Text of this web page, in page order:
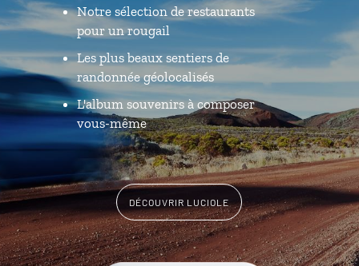
Notre sélection de restaurants
pour un rougail
Les plus beaux sentiers de
randonnée géolocalisés
L'album souvenirs à composer
vous-même
DÉCOUVRIR LUCIOLE